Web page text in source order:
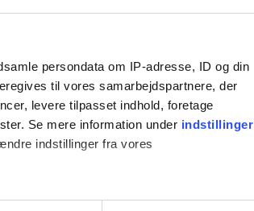
persondata om IP-adresse, ID og din
til vores samarbejdspartnere, der
levere tilpasset indhold, foretage
Se mere information under indstillinger
indstillinger fra vores